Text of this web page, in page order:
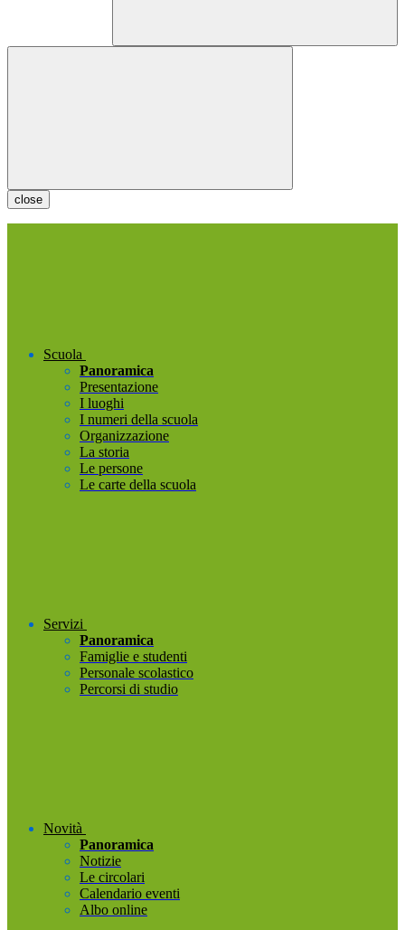
close
Scuola
Panoramica
Presentazione
I luoghi
I numeri della scuola
Organizzazione
La storia
Le persone
Le carte della scuola
Servizi
Panoramica
Famiglie e studenti
Personale scolastico
Percorsi di studio
Novità
Panoramica
Notizie
Le circolari
Calendario eventi
Albo online